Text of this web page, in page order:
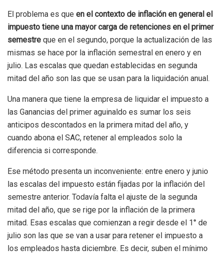
El problema es que en el contexto de inflación en general el
impuesto tiene una mayor carga de retenciones en el primer
semestre que en el segundo, porque la actualización de las
mismas se hace por la inflación semestral en enero y en
julio. Las escalas que quedan establecidas en segunda
mitad del año son las que se usan para la liquidación anual.
Una manera que tiene la empresa de liquidar el impuesto a
las Ganancias del primer aguinaldo es sumar los seis
anticipos descontados en la primera mitad del año, y
cuando abona el SAC, retener al empleados solo la
diferencia si corresponde.
Ese método presenta un inconveniente: entre enero y junio
las escalas del impuesto están fijadas por la inflación del
semestre anterior. Todavía falta el ajuste de la segunda
mitad del año, que se rige por la inflación de la primera
mitad. Esas escalas que comienzan a regir desde el 1° de
julio son las que se van a usar para retener el impuesto a
los empleados hasta diciembre. Es decir, suben el mínimo